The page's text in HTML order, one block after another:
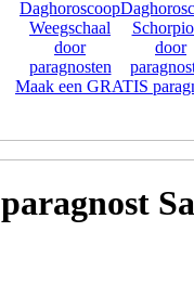
Maak een GRATIS
paragnost